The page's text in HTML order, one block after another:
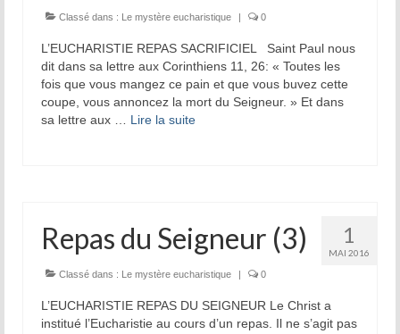
Classé dans : Le mystère eucharistique 0
L’EUCHARISTIE REPAS SACRIFICIEL Saint Paul nous
dit dans sa lettre aux Corinthiens 11, 26: « Toutes les
fois que vous mangez ce pain et que vous buvez cette
coupe, vous annoncez la mort du Seigneur. » Et dans
sa lettre aux … Lire la suite­­
1
MAI 2016
Repas du Seigneur (3)
Classé dans : Le mystère eucharistique 0
L’EUCHARISTIE REPAS DU SEIGNEUR Le Christ a
institué l’Eucharistie au cours d’un repas. Il ne s’agit pas